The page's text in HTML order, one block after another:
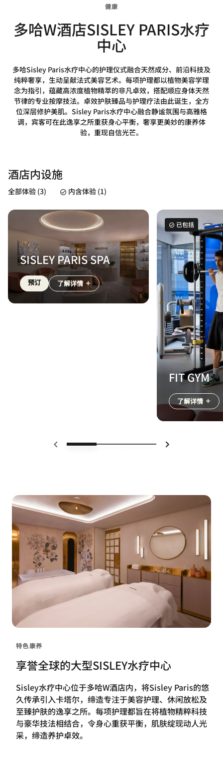
健康
多哈W酒店SISLEY PARIS水疗
中心
多哈Sisley Paris水疗中心的护理仪式融合天然成分、前沿科技及
纯粹奢享，生动呈献法式美容艺术。每项护理都以植物美容学理
念为指引，蕴藏高浓度植物精萃的非凡卓效，搭配顺应身体天然
节律的专业按摩技法。卓效护肤臻品与护理疗法由此诞生，全方
位深层修护美肌。Sisley Paris水疗中心融合静谧氛围与高雅格
调，宾客可在此逸享之所重获身心平衡，奢享更美妙的康养体
验，重现自信光芒。
酒店内设施
全部体验 (3) 内含体验 (1)
SISLEY PARIS SPA
预订 了解详情
已包括
FIT GYM
了解详情
上一页 下一页
特色康养
享誉全球的大型SISLEY水疗中心
Sisley水疗中心位于多哈W酒店内，将Sisley Paris的悠
久传承引入卡塔尔，缔造专注于美容护理、休闲放松及
至臻护肤的逸享之所。每项护理都旨在将植物精粹科技
与豪华技法相结合，令身心重获平衡，肌肤绽现动人光
采，缔造养护卓效。